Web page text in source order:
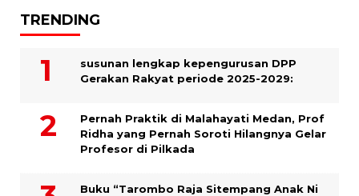
TRENDING
susunan lengkap kepengurusan DPP
Gerakan Rakyat periode 2025-2029:
Pernah Praktik di Malahayati Medan, Prof
Ridha yang Pernah Soroti Hilangnya Gelar
Profesor di Pilkada
Buku “Tarombo Raja Sitempang Anak Ni